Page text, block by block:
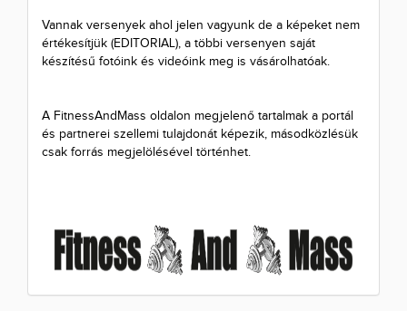
Vannak versenyek ahol jelen vagyunk de a képeket nem
értékesítjük (EDITORIAL), a többi versenyen saját
készítésű fotóink és videóink meg is vásárolhatóak.
A FitnessAndMass oldalon megjelenő tartalmak a portál
és partnerei szellemi tulajdonát képezik, másodközlésük
csak forrás megjelölésével történhet.